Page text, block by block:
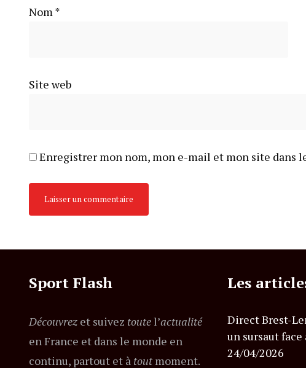
Nom*
Site web
Enregistrer mon nom, mon e-mail et mon site dans
Sport Flash
Découvrez et suivez toutel’actualité
en France et dans le monde en
continu, partout et à toutmoment.
Les
Direct Brest-
un sursaut face
24/04/2026